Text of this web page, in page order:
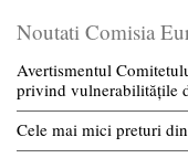
Noutati Comisia
Avertismentul
privind vulnerabilitățile
Cele mai mici preturi